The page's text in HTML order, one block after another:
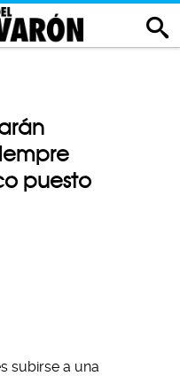
puesto
subirse a una